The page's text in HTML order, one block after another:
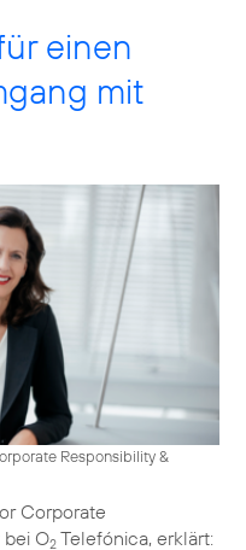
einen
mit
Responsibility &
Corporate
bei O2 Telefónica, erklärt: